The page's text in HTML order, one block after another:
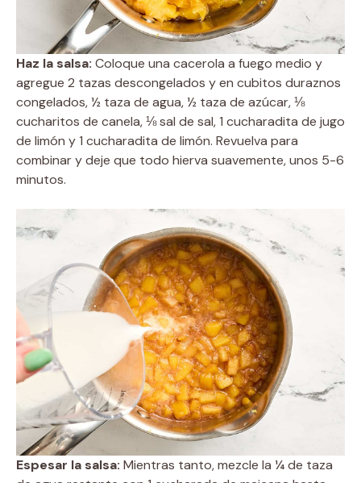
Haz la salsa: Coloque una cacerola a fuego medio y
agregue 2 tazas descongelados y en cubitos duraznos
congelados, ½ taza de agua, ½ taza de azúcar, ⅛
cucharitos de canela, ⅛ sal de sal, 1 cucharadita de jugo
de limón y 1 cucharadita de limón. Revuelva para
combinar y deje que todo hierva suavemente, unos 5-6
minutos.
Espesar la salsa: Mientras tanto, mezcle la ¼ de taza